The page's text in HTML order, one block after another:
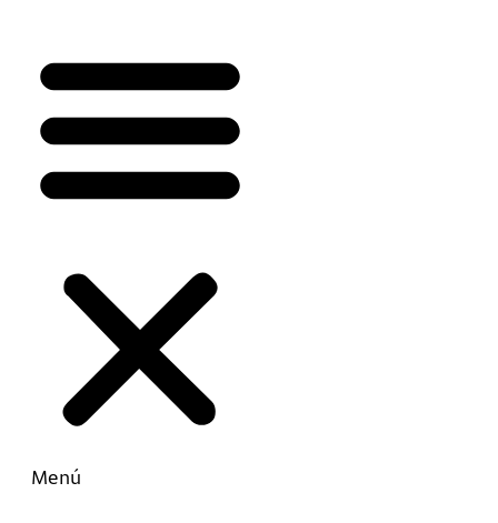
Menú